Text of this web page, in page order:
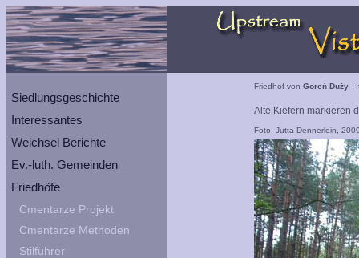
Siedlungsgeschichte
Interessantes
Weichsel Berichte
Ev.-luth. Gemeinden
Friedhöfe
Cmentarze Projekt
Cmentarze Methoden
Stilführer
Friedhof von Goreń Duży -
Alte Kiefern markieren
Foto: Jutta Dennerlein,